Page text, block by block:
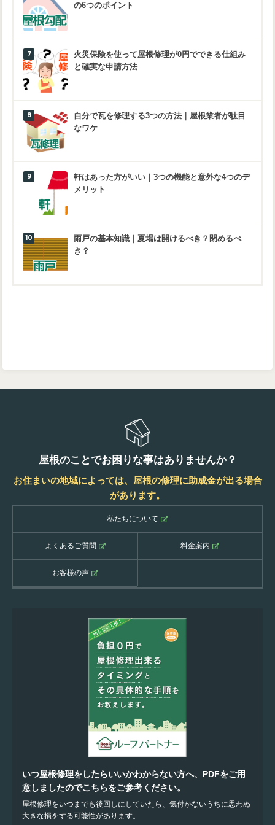
の6つのポイント
火災保険を使って屋根修理が0円でできる仕組み
と確実な申請方法
自分で瓦を修理する3つの方法｜屋根業者が駄目
なワケ
軒はあった方がいい｜3つの機能と意外な4つのデ
メリット
雨戸の基本知識｜夏場は開けるべき？閉めるべ
き？
屋根のことでお困りな事はありませんか？
お住まいの地域によっては、屋根の修理に助成金が出る場合
があります。
私たちについて
よくあるご質問 料金案内
お客様の声
いつ屋根修理をしたらいいかわからない方へ、PDFをご用
意しましたのでこちらをご参考ください。
屋根修理をいつまでも後回しにしていたら、気付かないうちに思わぬ
大きな損をする可能性があります。